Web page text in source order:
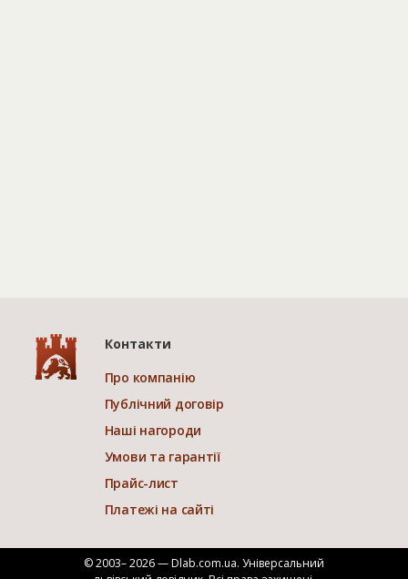
Контакти
Про компанію
Публічний договір
Наші нагороди
Умови та гарантії
Прайс-лист
Платежі на сайті
© 2003– 2026 — Dlab.com.ua. Універсальний